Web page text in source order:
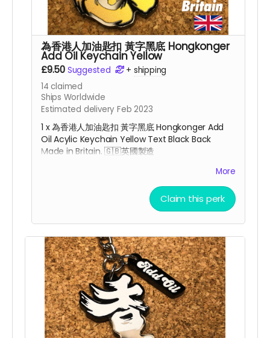
為香港人加油匙扣 黃字黑底 Hongkonger
Add Oil Keychain Yellow
£9.50 Suggested + shipping
14 claimed
Ships Worldwide
Estimated delivery Feb 2023
1 x 為香港人加油匙扣 黃字黑底 Hongkonger Add
Oil Acylic Keychain Yellow Text Black Back
Made in Britain. 🇬🇧英國製造
More
Claim this perk